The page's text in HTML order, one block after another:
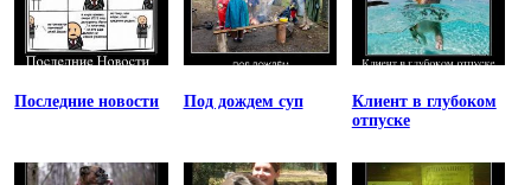
Последние новости Под дождем суп
Клиент в глубоком
отпуске